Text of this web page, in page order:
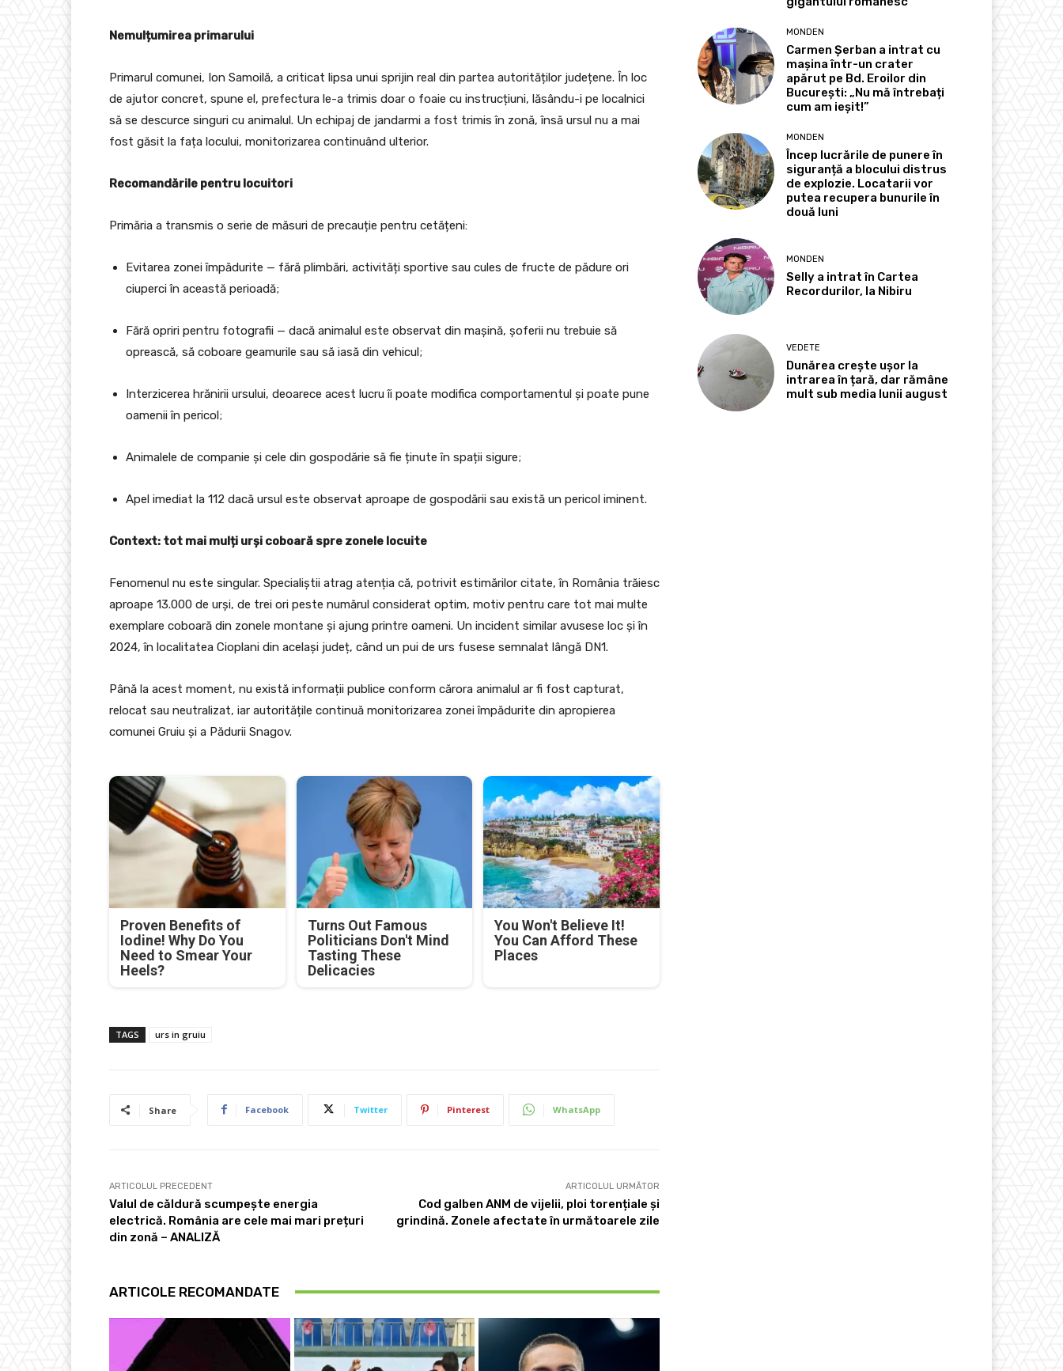
Nemulțumirea primarului
Primarul comunei, Ion Samoilă, a criticat lipsa unui sprijin real din partea autorităților județene. În loc
de ajutor concret, spune el, prefectura le-a trimis doar o foaie cu instrucțiuni, lăsându-i pe localnici
să se descurce singuri cu animalul. Un echipaj de jandarmi a fost trimis în zonă, însă ursul nu a mai
fost găsit la fața locului, monitorizarea continuând ulterior.
Recomandările pentru locuitori
Primăria a transmis o serie de măsuri de precauție pentru cetățeni:
Evitarea zonei împădurite — fără plimbări, activități sportive sau cules de fructe de pădure ori
ciuperci în această perioadă;
Fără opriri pentru fotografii — dacă animalul este observat din mașină, șoferii nu trebuie să
oprească, să coboare geamurile sau să iasă din vehicul;
Interzicerea hrănirii ursului, deoarece acest lucru îi poate modifica comportamentul și poate pune
oamenii în pericol;
Animalele de companie și cele din gospodărie să fie ținute în spații sigure;
Apel imediat la 112 dacă ursul este observat aproape de gospodării sau există un pericol iminent.
Context: tot mai mulți urși coboară spre zonele locuite
Fenomenul nu este singular. Specialiștii atrag atenția că, potrivit estimărilor citate, în România trăiesc
aproape 13.000 de urși, de trei ori peste numărul considerat optim, motiv pentru care tot mai multe
exemplare coboară din zonele montane și ajung printre oameni. Un incident similar avusese loc și în
2024, în localitatea Cioplani din același județ, când un pui de urs fusese semnalat lângă DN1.
Până la acest moment, nu există informații publice conform cărora animalul ar fi fost capturat,
relocat sau neutralizat, iar autoritățile continuă monitorizarea zonei împădurite din apropierea
comunei Gruiu și a Pădurii Snagov.
Proven Benefits of
Iodine! Why Do You
Need to Smear Your
Heels?
Turns Out Famous
Politicians Don't Mind
Tasting These
Delicacies
You Won't Believe It!
You Can Afford These
Places
TAGS urs in gruiu
Share Facebook Twitter Pinterest WhatsApp
ARTICOLUL PRECEDENT
Valul de căldură scumpește energia
electrică. România are cele mai mari prețuri
din zonă – ANALIZĂ
ARTICOLUL URMĂTOR
Cod galben ANM de vijelii, ploi torențiale și
grindină. Zonele afectate în următoarele zile
ARTICOLE RECOMANDATE
MONDEN
Carmen Șerban a intrat cu
mașina într-un crater
apărut pe Bd. Eroilor din
București: „Nu mă întrebați
cum am ieșit!”
MONDEN
Încep lucrările de punere în
siguranță a blocului distrus
de explozie. Locatarii vor
putea recupera bunurile în
două luni
MONDEN
Selly a intrat în Cartea
Recordurilor, la Nibiru
VEDETE
Dunărea crește ușor la
intrarea în țară, dar rămâne
mult sub media lunii august